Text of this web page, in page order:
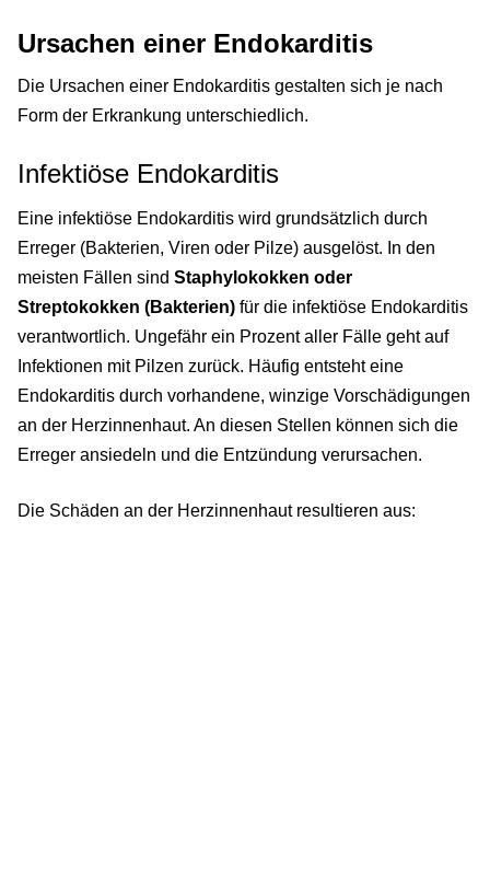
Ursachen einer Endokarditis
Die Ursachen einer Endokarditis gestalten sich je nach
Form der Erkrankung unterschiedlich.
Infektiöse Endokarditis
Eine infektiöse Endokarditis wird grundsätzlich durch
Erreger (Bakterien, Viren oder Pilze) ausgelöst. In den
meisten Fällen sind Staphylokokken oder
Streptokokken (Bakterien) für die infektiöse Endokarditis
verantwortlich. Ungefähr ein Prozent aller Fälle geht auf
Infektionen mit Pilzen zurück. Häufig entsteht eine
Endokarditis durch vorhandene, winzige Vorschädigungen
an der Herzinnenhaut. An diesen Stellen können sich die
Erreger ansiedeln und die Entzündung verursachen.
Die Schäden an der Herzinnenhaut resultieren aus: